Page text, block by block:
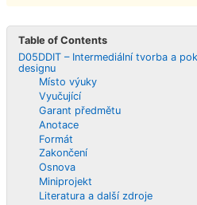
Table of Contents
D05DDIT – Intermediální tvorba a
designu
Místo výuky
Vyučující
Garant předmětu
Anotace
Formát
Zakončení
Osnova
Miniprojekt
Literatura a další zdroje